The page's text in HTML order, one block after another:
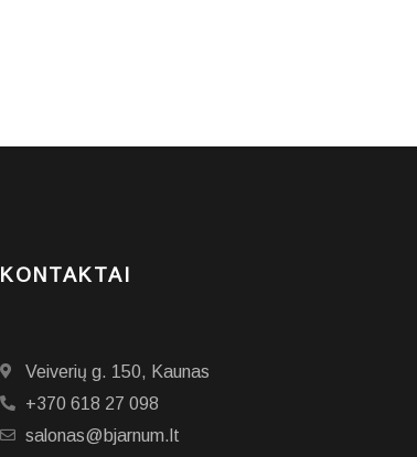
KONTAKTAI
Veiverių g. 150, Kaunas
+370 618 27 098
salonas@bjarnum.lt